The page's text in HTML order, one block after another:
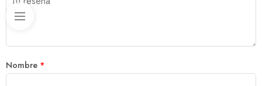
Nombre *